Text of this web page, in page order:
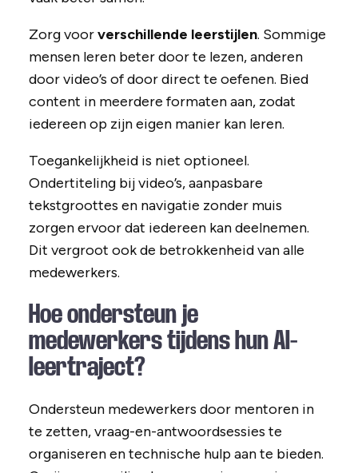
Zorg voorverschillende leerstijlen. Sommige
mensen leren beter door te lezen, anderen
door video’s of door direct te oefenen. Bied
content in meerdere formaten aan, zodat
iedereen op zijn eigen manier kan leren.
Toegankelijkheid is niet optioneel.
Ondertiteling bij video’s, aanpasbare
tekstgroottes en navigatie zonder muis
zorgen ervoor dat iedereen kan deelnemen.
Dit vergroot ook de betrokkenheid van alle
medewerkers.
Hoe ondersteun je
medewerkers tijdens hun AI-
leertraject?
Ondersteun medewerkers door mentoren in
te zetten, vraag-en-antwoordsessies te
organiseren en technische hulp aan te bieden.